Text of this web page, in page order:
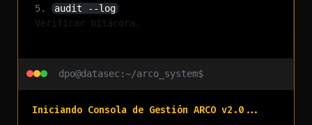
5.
audit --log
Verificar bitácora.
dpo@datasec:~/arco_system$
Iniciando Consola de Gestión ARCO v2.0...